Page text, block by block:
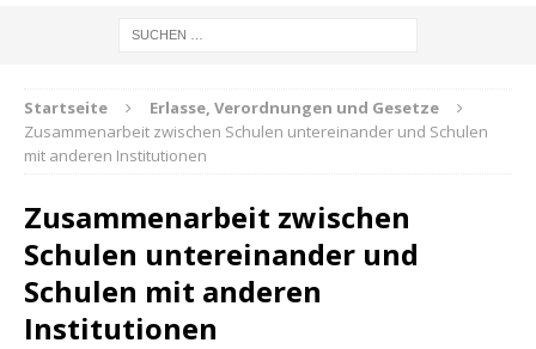
Startseite
Erlasse, Verordnungen und Gesetze
Zusammenarbeit zwischen Schulen untereinander und Schulen
mit anderen Institutionen
Zusammenarbeit zwischen
Schulen untereinander und
Schulen mit anderen
Institutionen